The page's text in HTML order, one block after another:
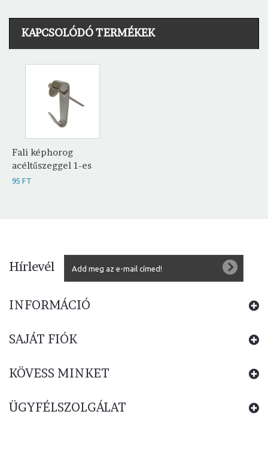
KAPCSOLÓDÓ TERMÉKEK
Fali képhorog
acéltűszeggel 1-es
95 FT
Hírlevél
INFORMÁCIÓ
SAJÁT FIÓK
KÖVESS MINKET
ÜGYFÉLSZOLGÁLAT